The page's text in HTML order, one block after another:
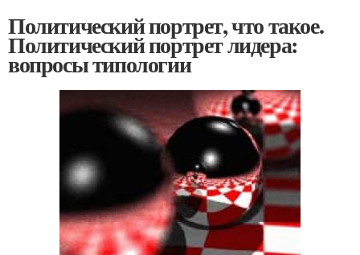
Политический портрет, что такое.
Политический портрет лидера:
вопросы типологии